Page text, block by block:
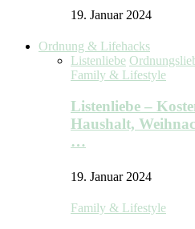
19. Januar 2024
Ordnung & Lifehacks
Listenliebe
Family & Lifestyle
Listenliebe –
Haushalt,
…
19. Januar 2024
Family & Lifestyle